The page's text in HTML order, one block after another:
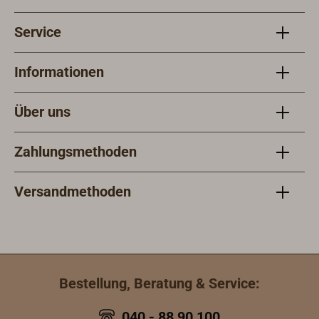
Service
Informationen
Über uns
Zahlungsmethoden
Versandmethoden
Bestellung, Beratung & Service: